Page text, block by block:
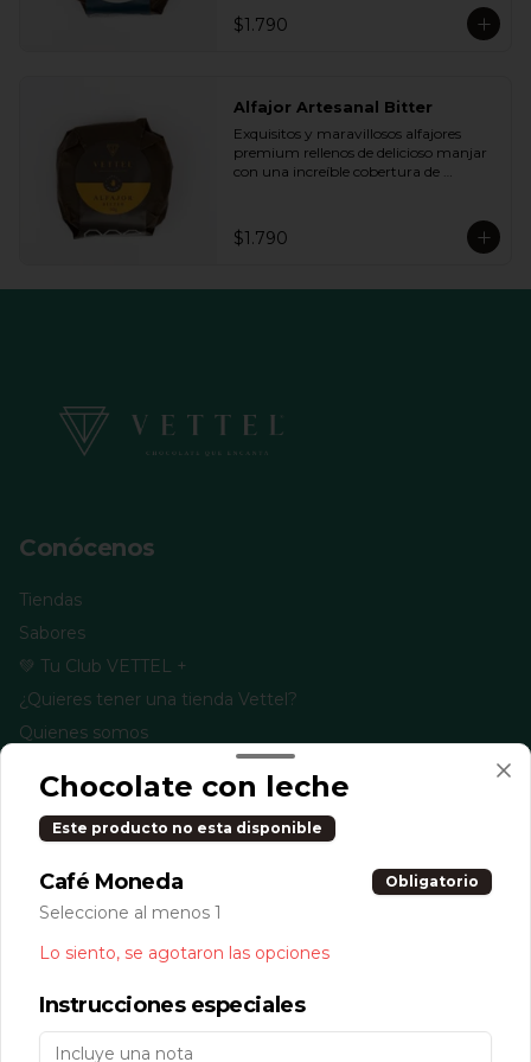
queremos.
$1.790
Alfajor Artesanal Bitter
Exquisitos y maravillosos alfajores
premium rellenos de delicioso manjar
con una increíble cobertura de
$1.790
Conócenos
Tiendas
Sabores
💚 Tu Club VETTEL +
¿Quieres tener una tienda Vettel?
Quienes somos
Política de privacidad
Redes sociales
Instagram
Mi cuenta
Chocolate con leche
Este producto no esta disponible
Café Moneda Obligatorio
Seleccione al menos 1
Lo siento, se agotaron las opciones
Instrucciones especiales